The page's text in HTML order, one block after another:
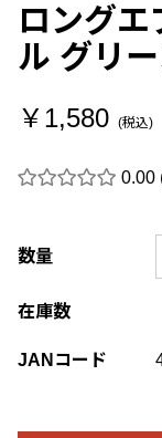
ロング
ル グリ
￥1,580 (税込)
0.00
数量
在庫数
JANコード